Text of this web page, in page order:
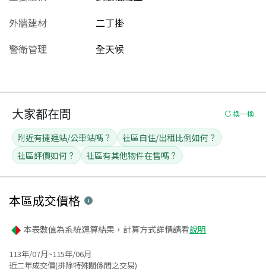
外牆建材
二丁掛
警衛管理
全天候
大家都在問 換一換
附近有捷運站/公車站嗎？
社區自住/出租比例如何？
社區評價如何？
社區有其他物件在售嗎？
本區成交價格
本表數值為系統運算結果，計算方式詳情請看說明
113年/07月~115年/06月
近二年成交價(排除特殊關係間之交易)